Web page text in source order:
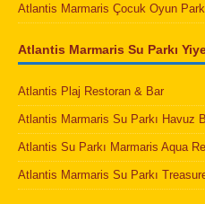
Atlantis Marmaris Çocuk Oyun
Atlantis Marmaris Su Parkı
Atlantis Plaj Restoran & Bar
Atlantis Marmaris Su Parkı Havuz
Atlantis Su Parkı Marmaris Aqua
Atlantis Marmaris Su Parkı